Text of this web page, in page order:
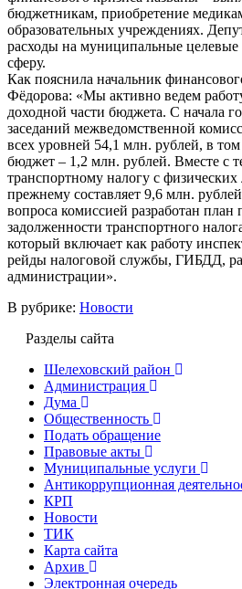
бюджетникам, приобретение
образовательных учреждениях.
расходы на муниципальные
сферу.
Как пояснила начальник
Фёдорова: «Мы активно ведем
доходной части бюджета. С начала
заседаний межведомственной
всех уровней 54,1 млн. рублей, в
бюджет – 1,2 млн. рублей. Вместе с
транспортному налогу с
прежнему составляет 9,6 млн.
вопроса комиссией разработан
задолженности транспортного
который включает как работу
рейды налоговой службы, ГИБДД,
администрации».
В рубрике: Новости
Разделы сайта
Шелеховский район
Администрация
Дума
Общественность
Подать обращение
Правовые акты
Муниципальные услуги
Антикоррупционная
КРП
Новости
ТИК
Карта сайта
Архив
Электронная очередь